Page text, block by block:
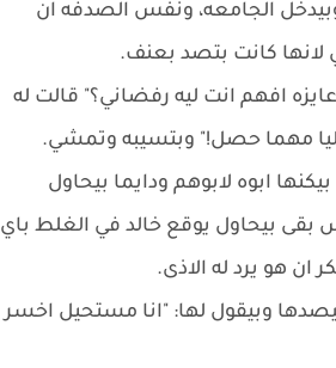
الجامعه، ونفس الصدفه ان
لانها كانت بتصد بعنف.
افهم انت ليه رفضاني؟" قالت له
مهما حصل!" وبتسيبه وتمشي.
ابوه لابوهم ودايما بيحاول
بيحاول يوقع خالد في الغلط باي
ان هو يرد له الاذى.
وبيقول لها: "انا مستحيل اخسر